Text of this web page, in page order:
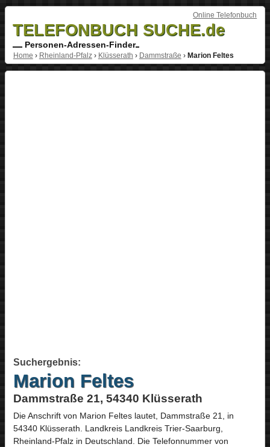
Online Telefonbuch
TELEFONBUCH SUCHE.de
Personen-Adressen-Finder
Home › Rheinland-Pfalz› Klüsserath › Dammstraße › Marion Feltes
Suchergebnis:
Marion Feltes
Dammstraße 21, 54340 Klüsserath
Die Anschrift von Marion Felteslautet, Dammstraße 21, in
54340 Klüsserath. Landkreis Landkreis Trier-Saarburg,
Rheinland-Pfalzin Deutschland. Die Telefonnummer von